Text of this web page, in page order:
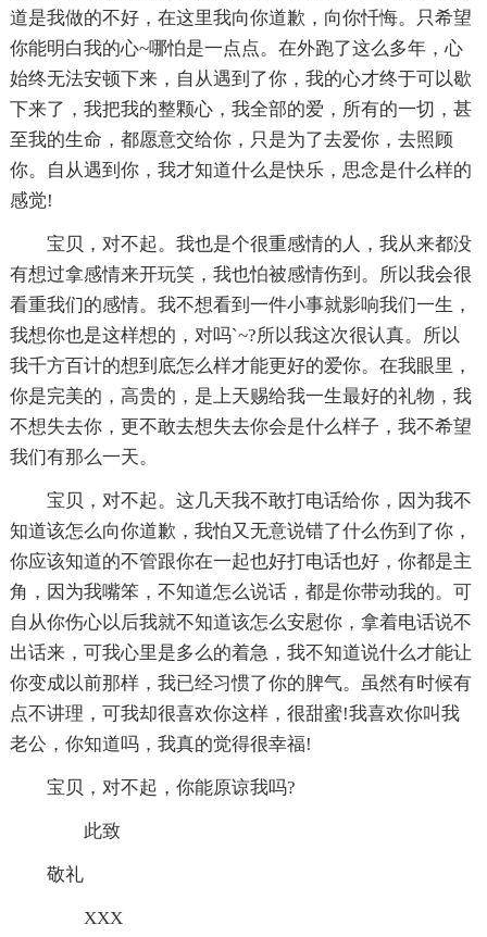
道是我做的不好，在这里我向你道歉，向你忏悔。只希望
你能明白我的心~哪怕是一点点。在外跑了这么多年，心
始终无法安顿下来，自从遇到了你，我的心才终于可以歇
下来了，我把我的整颗心，我全部的爱，所有的一切，甚
至我的生命，都愿意交给你，只是为了去爱你，去照顾
你。自从遇到你，我才知道什么是快乐，思念是什么样的
感觉!
宝贝，对不起。我也是个很重感情的人，我从来都没
有想过拿感情来开玩笑，我也怕被感情伤到。所以我会很
看重我们的感情。我不想看到一件小事就影响我们一生，
我想你也是这样想的，对吗`~?所以我这次很认真。所以
我千方百计的想到底怎么样才能更好的爱你。在我眼里，
你是完美的，高贵的，是上天赐给我一生最好的礼物，我
不想失去你，更不敢去想失去你会是什么样子，我不希望
我们有那么一天。
宝贝，对不起。这几天我不敢打电话给你，因为我不
知道该怎么向你道歉，我怕又无意说错了什么伤到了你，
你应该知道的不管跟你在一起也好打电话也好，你都是主
角，因为我嘴笨，不知道怎么说话，都是你带动我的。可
自从你伤心以后我就不知道该怎么安慰你，拿着电话说不
出话来，可我心里是多么的着急，我不知道说什么才能让
你变成以前那样，我已经习惯了你的脾气。虽然有时候有
点不讲理，可我却很喜欢你这样，很甜蜜!我喜欢你叫我
老公，你知道吗，我真的觉得很幸福!
宝贝，对不起，你能原谅我吗?
此致
敬礼
XXX